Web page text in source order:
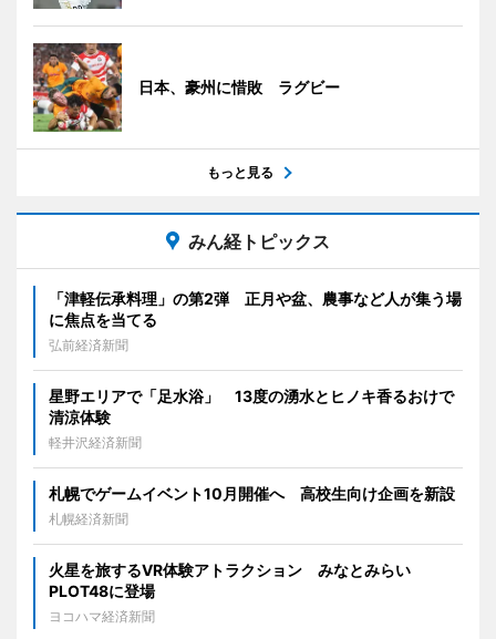
日本、豪州に惜敗 ラグビー
もっと見る
みん経トピックス
「津軽伝承料理」の第2弾 正月や盆、農事など人が集う場
に焦点を当てる
弘前経済新聞
星野エリアで「足水浴」 13度の湧水とヒノキ香るおけで
清涼体験
軽井沢経済新聞
札幌でゲームイベント10月開催へ 高校生向け企画を新設
札幌経済新聞
火星を旅するVR体験アトラクション みなとみらい
PLOT48に登場
ヨコハマ経済新聞